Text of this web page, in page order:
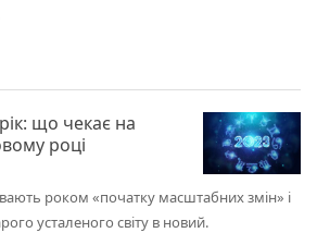
що чекає на
році
роком «початку масштабних змін» і
усталеного світу в новий.